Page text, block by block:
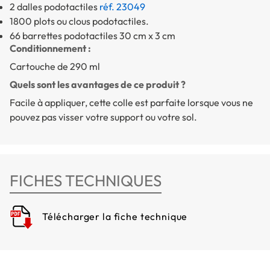
2 dalles podotactiles réf. 23049
1800 plots ou clous podotactiles.
66 barrettes podotactiles 30 cm x 3 cm
Conditionnement :
Cartouche de 290 ml
Quels sont les avantages de ce produit ?
Facile à appliquer, cette colle est parfaite lorsque vous ne
pouvez pas visser votre support ou votre sol.
FICHES TECHNIQUES
Télécharger la fiche technique